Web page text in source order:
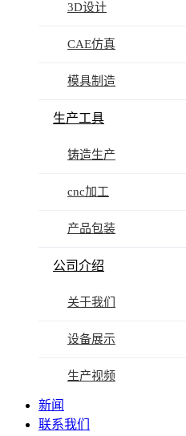
3D设计
CAE仿真
模具制造
生产工具
铸造生产
cnc加工
产品包装
公司介绍
关于我们
设备展示
生产视频
新闻
联系我们